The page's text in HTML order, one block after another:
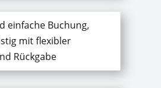
einfache Buchung,
mit flexibler
Rückgabe